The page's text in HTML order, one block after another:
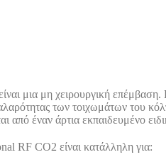
μη χειρουργική επέμβαση.
των τοιχωμάτων του
από έναν άρτια εκπαιδευμένο
RF CO2 είναι κατάλληλη για: